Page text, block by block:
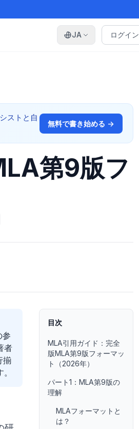
JA ログイン
ストと自
無料で書き始める →
第9版フ
参
者
揃
目次
MLA引用ガイド：完全
版MLA第9版フォーマッ
ト（2026年）
パート1：MLA第9版の
理解
MLAフォーマットと
は？